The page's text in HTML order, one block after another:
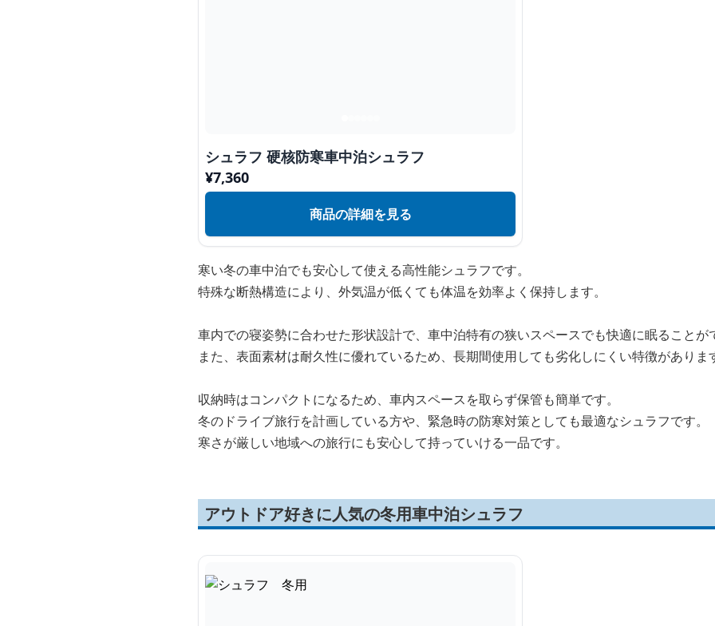
シュラフ 硬核防寒車中泊シュラフ
¥7,360
商品の詳細を見る
寒い冬の車中泊でも安心して使える高性能シュラフです。
特殊な断熱構造により、外気温が低くても体温を効率よく保持します。
車内での寝姿勢に合わせた形状設計で、車中泊特有の狭いスペースでも快適に眠ることが
また、表面素材は耐久性に優れているため、長期間使用しても劣化しにくい特徴がありま
収納時はコンパクトになるため、車内スペースを取らず保管も簡単です。
冬のドライブ旅行を計画している方や、緊急時の防寒対策としても最適なシュラフです。
寒さが厳しい地域への旅行にも安心して持っていける一品です。
アウトドア好きに人気の冬用車中泊シュラフ